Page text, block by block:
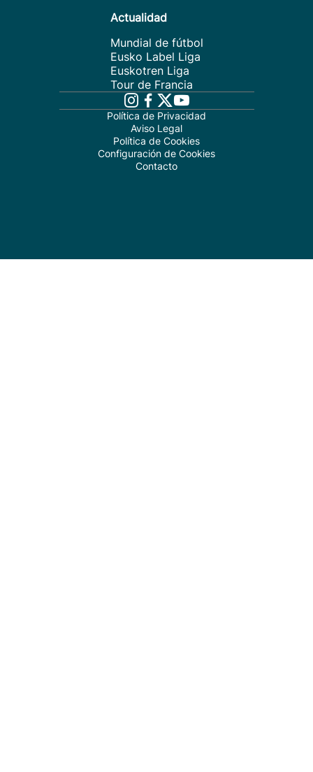
Actualidad
Mundial de fútbol
Eusko Label Liga
Euskotren Liga
Tour de Francia
Política de Privacidad
Aviso Legal
Política de Cookies
Configuración de Cookies
Contacto